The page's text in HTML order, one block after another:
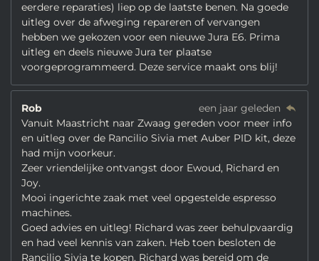
eerdere reparaties) liep op de laatste benen. Na goede
uitleg over de afweging repareren of vervangen
hebben we gekozen voor een nieuwe Jura E6. Prima
uitleg en deels nieuwe Jura ter plaatse
voorgeprogrammeerd. Deze service maakt ons blij!
Rob
een jaar geleden
Vanuit Maastricht naar Zwaag gereden voor meer info
en uitleg over de Rancilio Sivia met Auber PID kit, deze
had mijn voorkeur.
Zeer vriendelijke ontvangst door Ewoud, Richard en
Joy.
Mooi ingerichte zaak met veel opgestelde espresso
machines.
Goed advies en uitleg! Richard was zeer behulpvaardig
en had veel kennis van zaken. Heb toen besloten de
Rancilio Sivia te kopen. Richard was bereid om de